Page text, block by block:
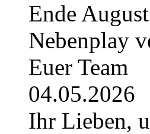
Ende
Nebenplay
Euer Team
04.05.2026
Ihr Lieben,